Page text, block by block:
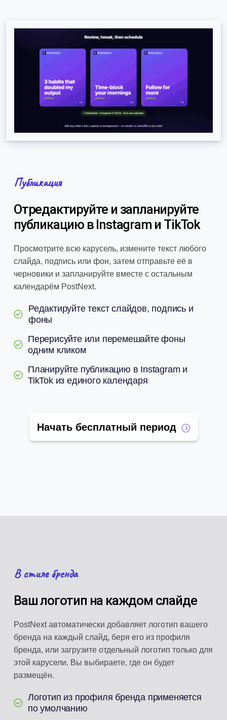
Публикация
Отредактируйте и запланируйте
публикацию в Instagram и TikTok
Просмотрите всю карусель, измените текст любого
слайда, подпись или фон, затем отправьте её в
черновики и запланируйте вместе с остальным
календарём PostNext.
Редактируйте текст слайдов, подпись и
фоны
Перерисуйте или перемешайте фоны
одним кликом
Планируйте публикацию в Instagram и
TikTok из единого календаря
Начать бесплатный период
В стиле бренда
Ваш логотип на каждом слайде
PostNext автоматически добавляет логотип вашего
бренда на каждый слайд, беря его из профиля
бренда, или загрузите отдельный логотип только для
этой карусели. Вы выбираете, где он будет
размещён.
Логотип из профиля бренда применяется
по умолчанию